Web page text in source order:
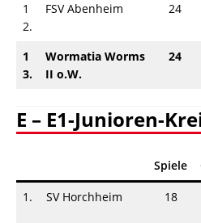
1
2.
FSV Abenheim 24
1
3.
Wormatia Worms
II o.W.
24
E – E1-Junioren-
Spiele
1. SV Horchheim 18